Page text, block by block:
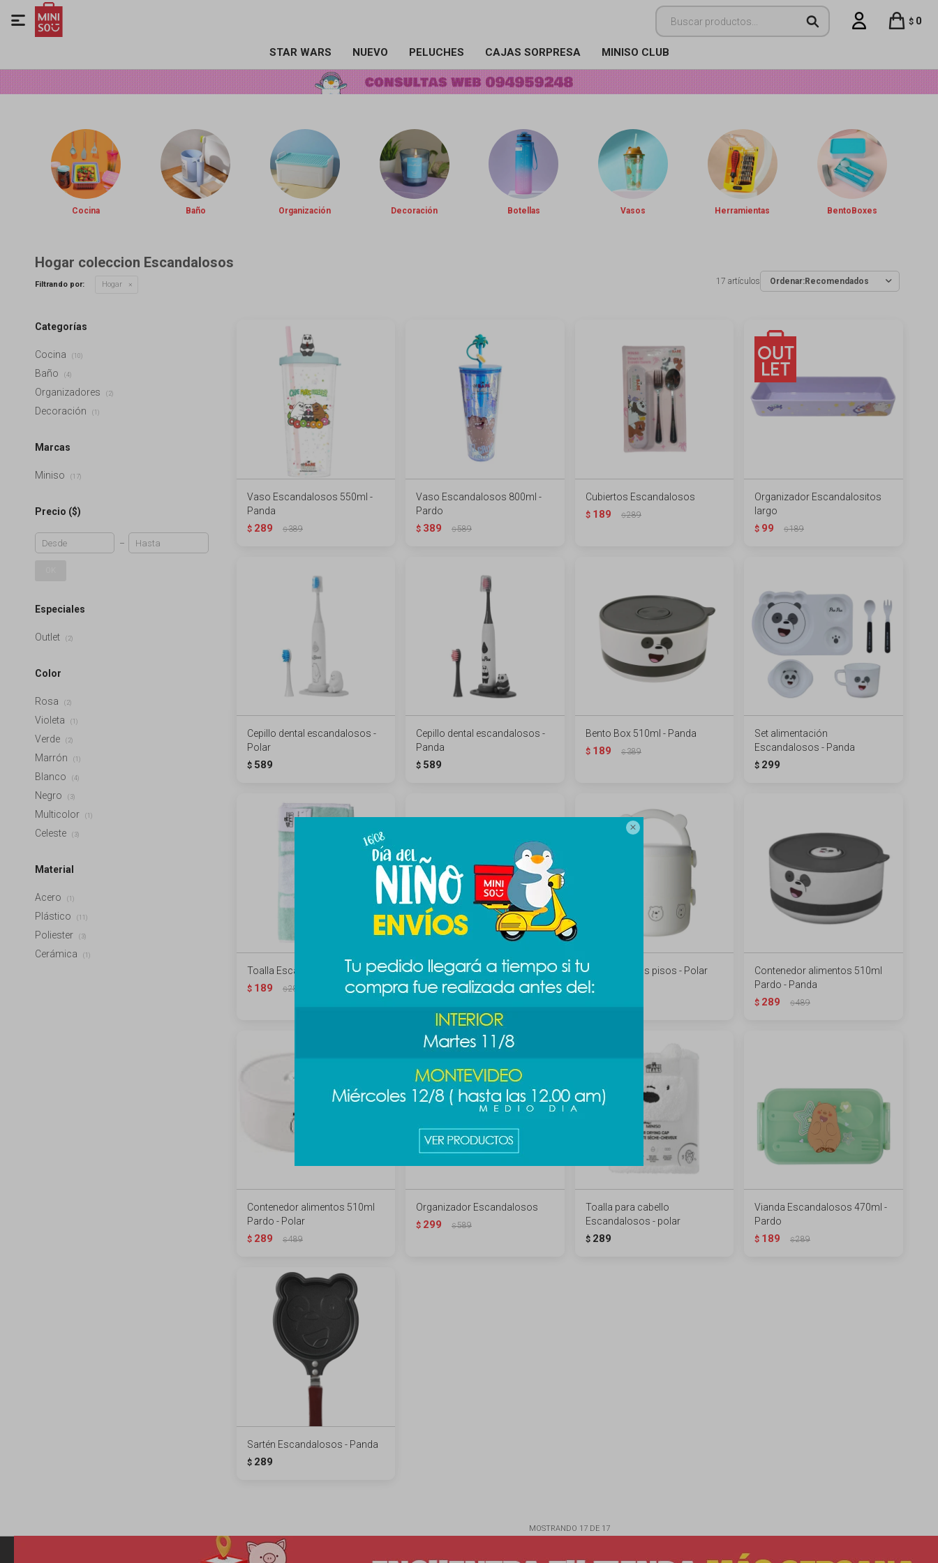

STAR WARS NUEVO PELUCHES CAJAS SORPRESA MINISO CLUB
$ 0

Cocina Baño Organización Decoración Botellas Vasos Herramientas BentoBoxes
Hogar coleccion Escandalosos
17 artículos Recomendados
Filtrando por: Hogar
Vaso Escandalosos 550ml -
Panda
$ 289 $389
Vaso Escandalosos 800ml -
Pardo
$ 389 $589
Cubiertos Escandalosos
$ 189 $289
Organizador Escandalositos
largo
$ 99 $189
Cepillo dental escandalosos -
Polar
$ 589
Cepillo dental escandalosos -
Panda
$ 589
Bento Box 510ml - Panda
$ 189 $389
Set alimentación
Escandalosos - Panda
$ 299
Toalla Escandalosos - Pardo
$ 189 $289
Alfombra escandalosos -
polar
Bento box dos pisos - Polar
$ 289
Contenedor alimentos 510ml
Pardo - Panda
$ 289 $489
Contenedor alimentos 510ml
Pardo - Polar
$ 289 $489
Organizador Escandalosos
$ 299 $589
Toalla para cabello
Escandalosos - polar
$ 289
Vianda Escandalosos 470ml -
Pardo
$ 189 $289
Sartén Escandalosos - Panda
$ 289
MOSTRANDO 17 DE 17
Categorías
Cocina (10)
Baño (4)
Organizadores (2)
Decoración (1)
Marcas
Miniso (17)
Precio ($)
Especiales
Outlet (2)
Color
Rosa (2)
Violeta (1)
Verde (2)
Marrón (1)
Blanco (4)
Negro (3)
Multicolor (1)
Celeste (3)
Material
Acero (1)
Plástico (11)
Poliester (3)
Cerámica (1)